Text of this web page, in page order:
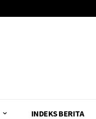
INDEKS BERITA